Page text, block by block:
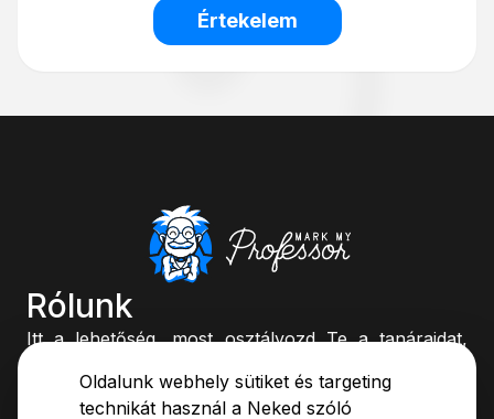
Értekelem
Oldalunk webhely sütiket és targeting
technikát használ a Neked szóló
Rólunk
Itt a lehetőség, most osztályozd Te a tanáraidat,
könnyedén, kinek az órájára ülsz be.